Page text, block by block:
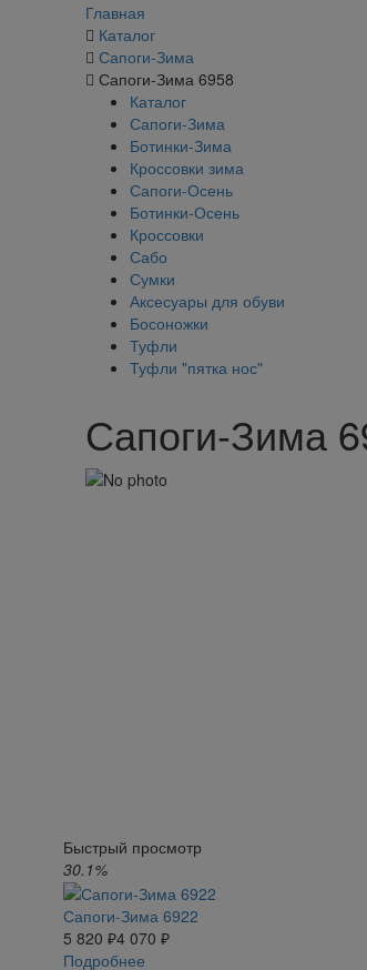
Главная
Каталог
Сапоги-Зима
Сапоги-Зима 6958
Каталог
Сапоги-Зима
Ботинки-Зима
Кроссовки зима
Сапоги-Осень
Ботинки-Осень
Кроссовки
Сабо
Сумки
Аксесуары для обуви
Босоножки
Туфли
Туфли "пятка нос"
Сапоги-Зима
Быстрый просмотр
30.1%
Сапоги-Зима 6922
5 820 ₽4 070 ₽
Подробнее